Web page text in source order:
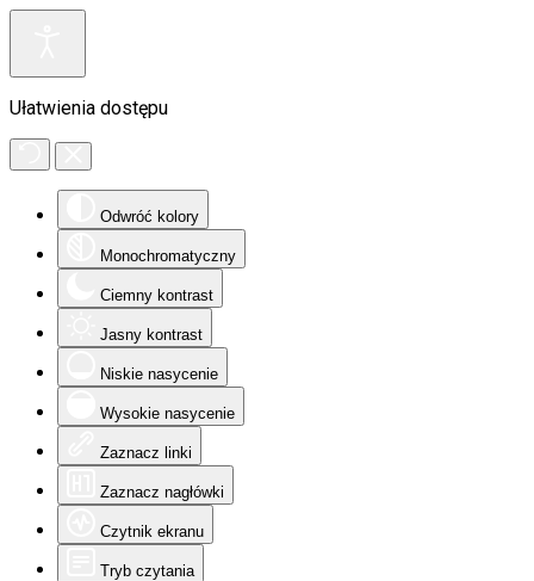
Ułatwienia dostępu
Odwróć kolory
Monochromatyczny
Ciemny kontrast
Jasny kontrast
Niskie nasycenie
Wysokie nasycenie
Zaznacz linki
Zaznacz nagłówki
Czytnik ekranu
Tryb czytania